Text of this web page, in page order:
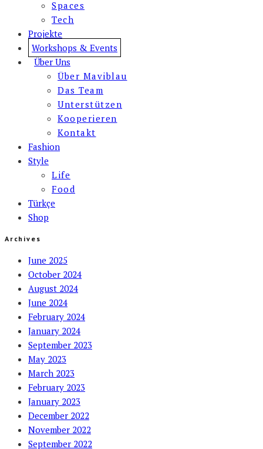
Spaces
Tech
Projekte
Workshops & Events
Über Uns
Über Maviblau
Das Team
Unterstützen
Kooperieren
Kontakt
Fashion
Style
Life
Food
Türkçe
Shop
Archives
June 2025
October 2024
August 2024
June 2024
February 2024
January 2024
September 2023
May 2023
March 2023
February 2023
January 2023
December 2022
November 2022
September 2022